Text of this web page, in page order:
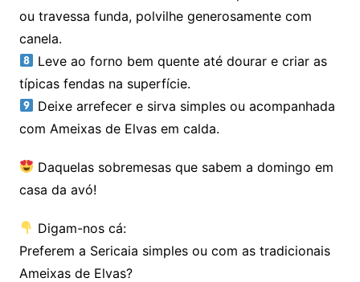
ou travessa funda, polvilhe generosamente com
canela.
Leve ao forno bem quente até dourar e criar as
típicas fendas na superfície.
Deixe arrefecer e sirva simples ou acompanhada
com Ameixas de Elvas em calda.
Daquelas sobremesas que sabem a domingo em
casa da avó!
Digam-nos cá:
Preferem a Sericaia simples ou com as tradicionais
Ameixas de Elvas?